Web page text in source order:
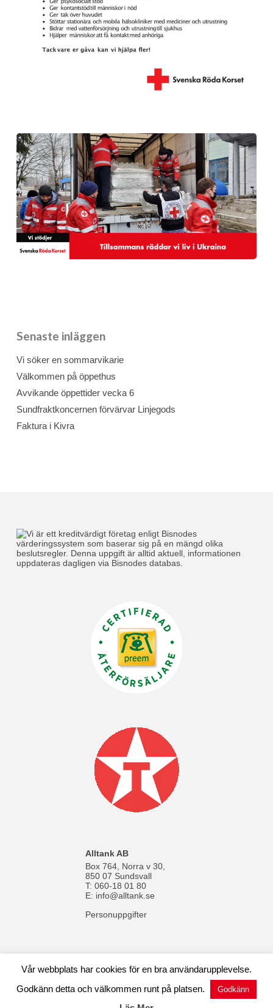
Senaste inläggen
Vi söker en sommarvikarie
Välkommen på öppethus
Avvikande öppettider vecka 6
Sundfraktkoncernen förvärvar Linjegods
Faktura i Kivra
Alltank AB
Box 764, Norra v 30,
850 07 Sundsvall
T: 060-18 01 80
E: info@alltank.se
Personuppgifter
© 1970-2024 Alltank AB |Cookies| Av:WebMate
Vår webbplats har cookies för en bra användarupplevelse.
Godkänn detta och välkommen runt på platsen.
Godkänn